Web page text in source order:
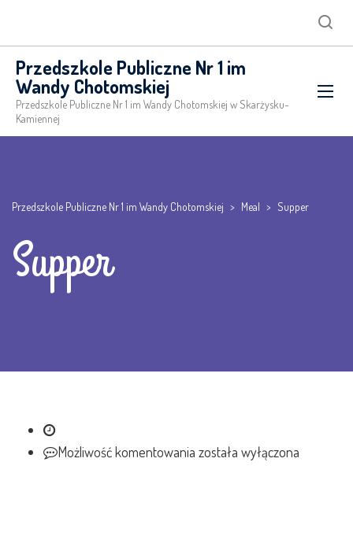
Przedszkole Publiczne Nr 1 im
Wandy Chotomskiej
Przedszkole Publiczne Nr 1 im Wandy Chotomskiej w Skarżysku-
Kamiennej
Przedszkole Publiczne Nr 1 im Wandy Chotomskiej > Meal > Supper
Supper
Możliwość komentowania została wyłączona